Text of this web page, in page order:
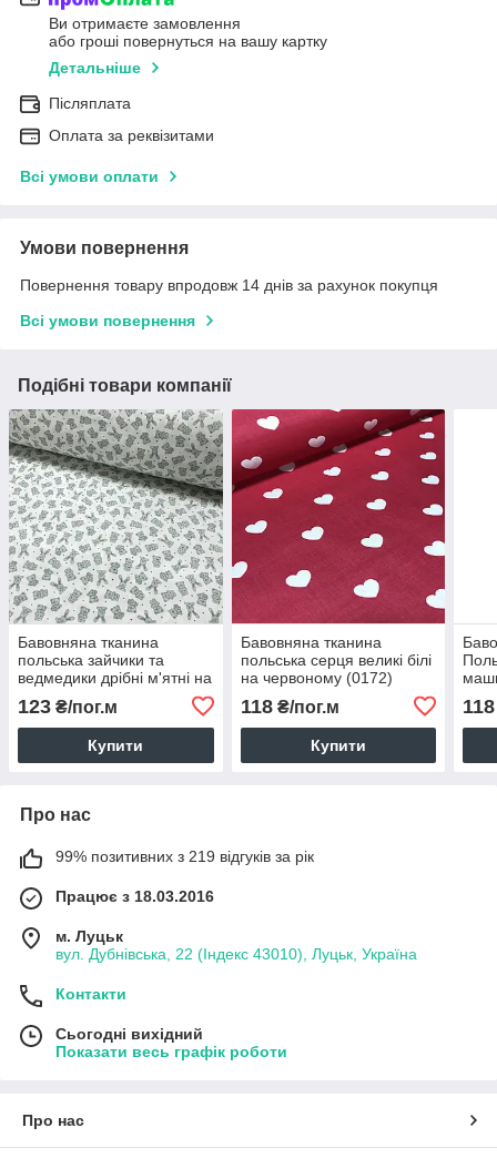
Ви отримаєте замовлення
або гроші повернуться на вашу картку
Детальніше
Післяплата
Оплата за реквізитами
Всі умови оплати
Умови повернення
Повернення товару впродовж 14 днів за рахунок покупця
Всі умови повернення
Подібні товари компанії
Бавовняна тканина
польська зайчики та
ведмедики дрібні м'ятні на
123 ₴/пог.м
Купити
Бавовняна тканина
польська серця великі білі
на червоному (0172)
118₴/пог.м
Купити
118
Про нас
99% позитивних з 219 відгуків за рік
Працює з 18.03.2016
м. Луцьк
вул. Дубнівська, 22 (Індекс 43010), Луцьк, Україна
Контакти
Сьогодні вихідний
Показати весь графік роботи
Про нас